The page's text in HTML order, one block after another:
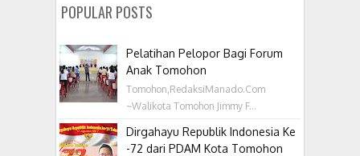
POPULAR POSTS
Pelatihan Pelopor Bagi Forum
Anak Tomohon
Tomohon,RedaksiManado.Com
~Walikota Tomohon Jimmy F...
Dirgahayu Republik Indonesia Ke
-72 dari PDAM Kota Tomohon